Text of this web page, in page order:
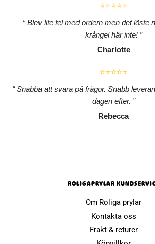
⭐⭐⭐⭐⭐
Blev lite fel med ordern men det löste
krångel här inte!
Charlotte
⭐⭐⭐⭐⭐
Snabba att svara på frågor. Snabb
dagen efter.
Rebecca
ROLIGAPRYLAR
Om Roliga prylar
Kontakta oss
Frakt & returer